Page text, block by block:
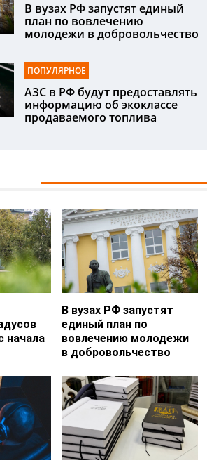
В вузах РФ запустят единый
план по вовлечению
молодежи в добровольчество
ПОПУЛЯРНОЕ
АЗС в РФ будут предоставлять
информацию об экоклассе
продаваемого топлива
начала
В вузах РФ запустят
единый план по
вовлечению молодежи
в добровольчество